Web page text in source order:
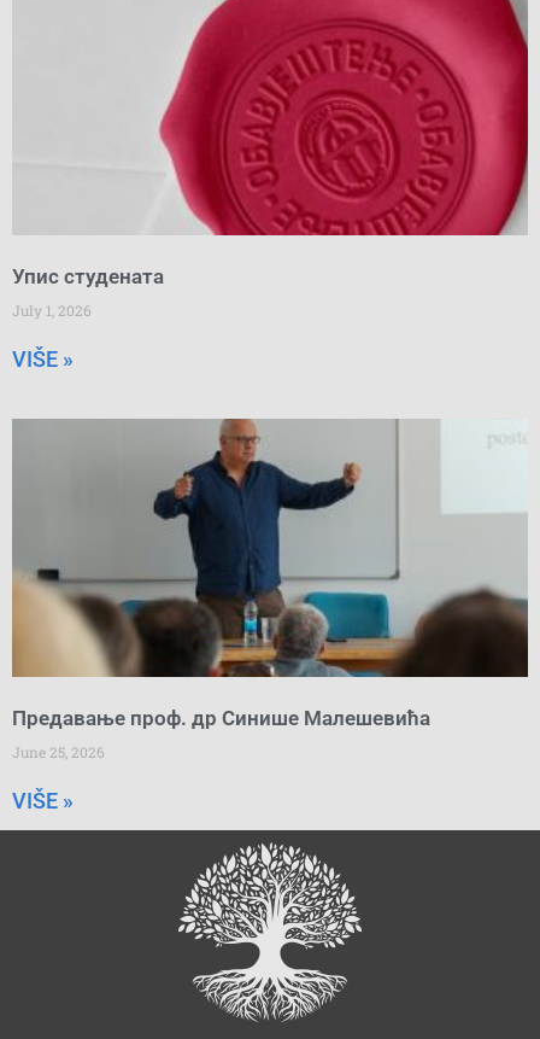
Упис студената
July 1, 2026
VIŠE »
Предавање проф. др Синише Малешевића
June 25, 2026
VIŠE »